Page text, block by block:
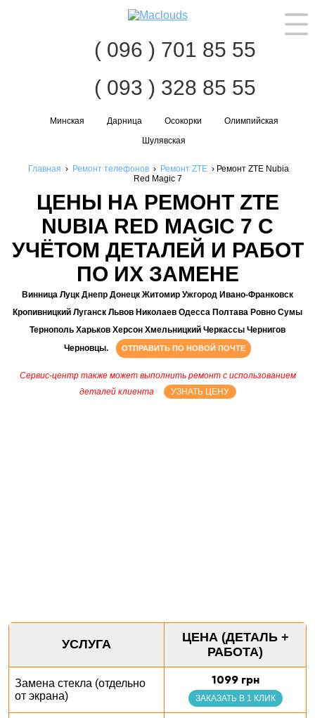
( 096 ) 701 85 55
( 093 ) 328 85 55
Минская Дарница Осокорки
Олимпийская
Шулявская
Главная › Ремонт телефонов › Ремонт ZTE › Ремонт ZTE Nubia
Red Magic 7
ЦЕНЫ НА РЕМОНТ ZTE
NUBIA RED MAGIC 7 С
УЧЁТОМ ДЕТАЛЕЙ И РАБОТ
ПО ИХ ЗАМЕНЕ
Винница Луцк Днепр Донецк Житомир Ужгород Ивано-Франковск
Кропивницкий Луганск Львов Николаев Одесса Полтава Ровно Сумы
Тернополь Харьков Херсон Хмельницкий Черкассы Чернигов
Черновцы.
ОТПРАВИТЬ ПО НОВОЙ ПОЧТЕ
Сервис-центр также может выполнить ремонт с использованием
деталей клиента
УЗНАТЬ ЦЕНУ
УСЛУГА
ЦЕНА (ДЕТАЛЬ +
РАБОТА)
Замена стекла (отдельно
от экрана)
1099 грн
ЗАКАЗАТЬ В 1 КЛИК